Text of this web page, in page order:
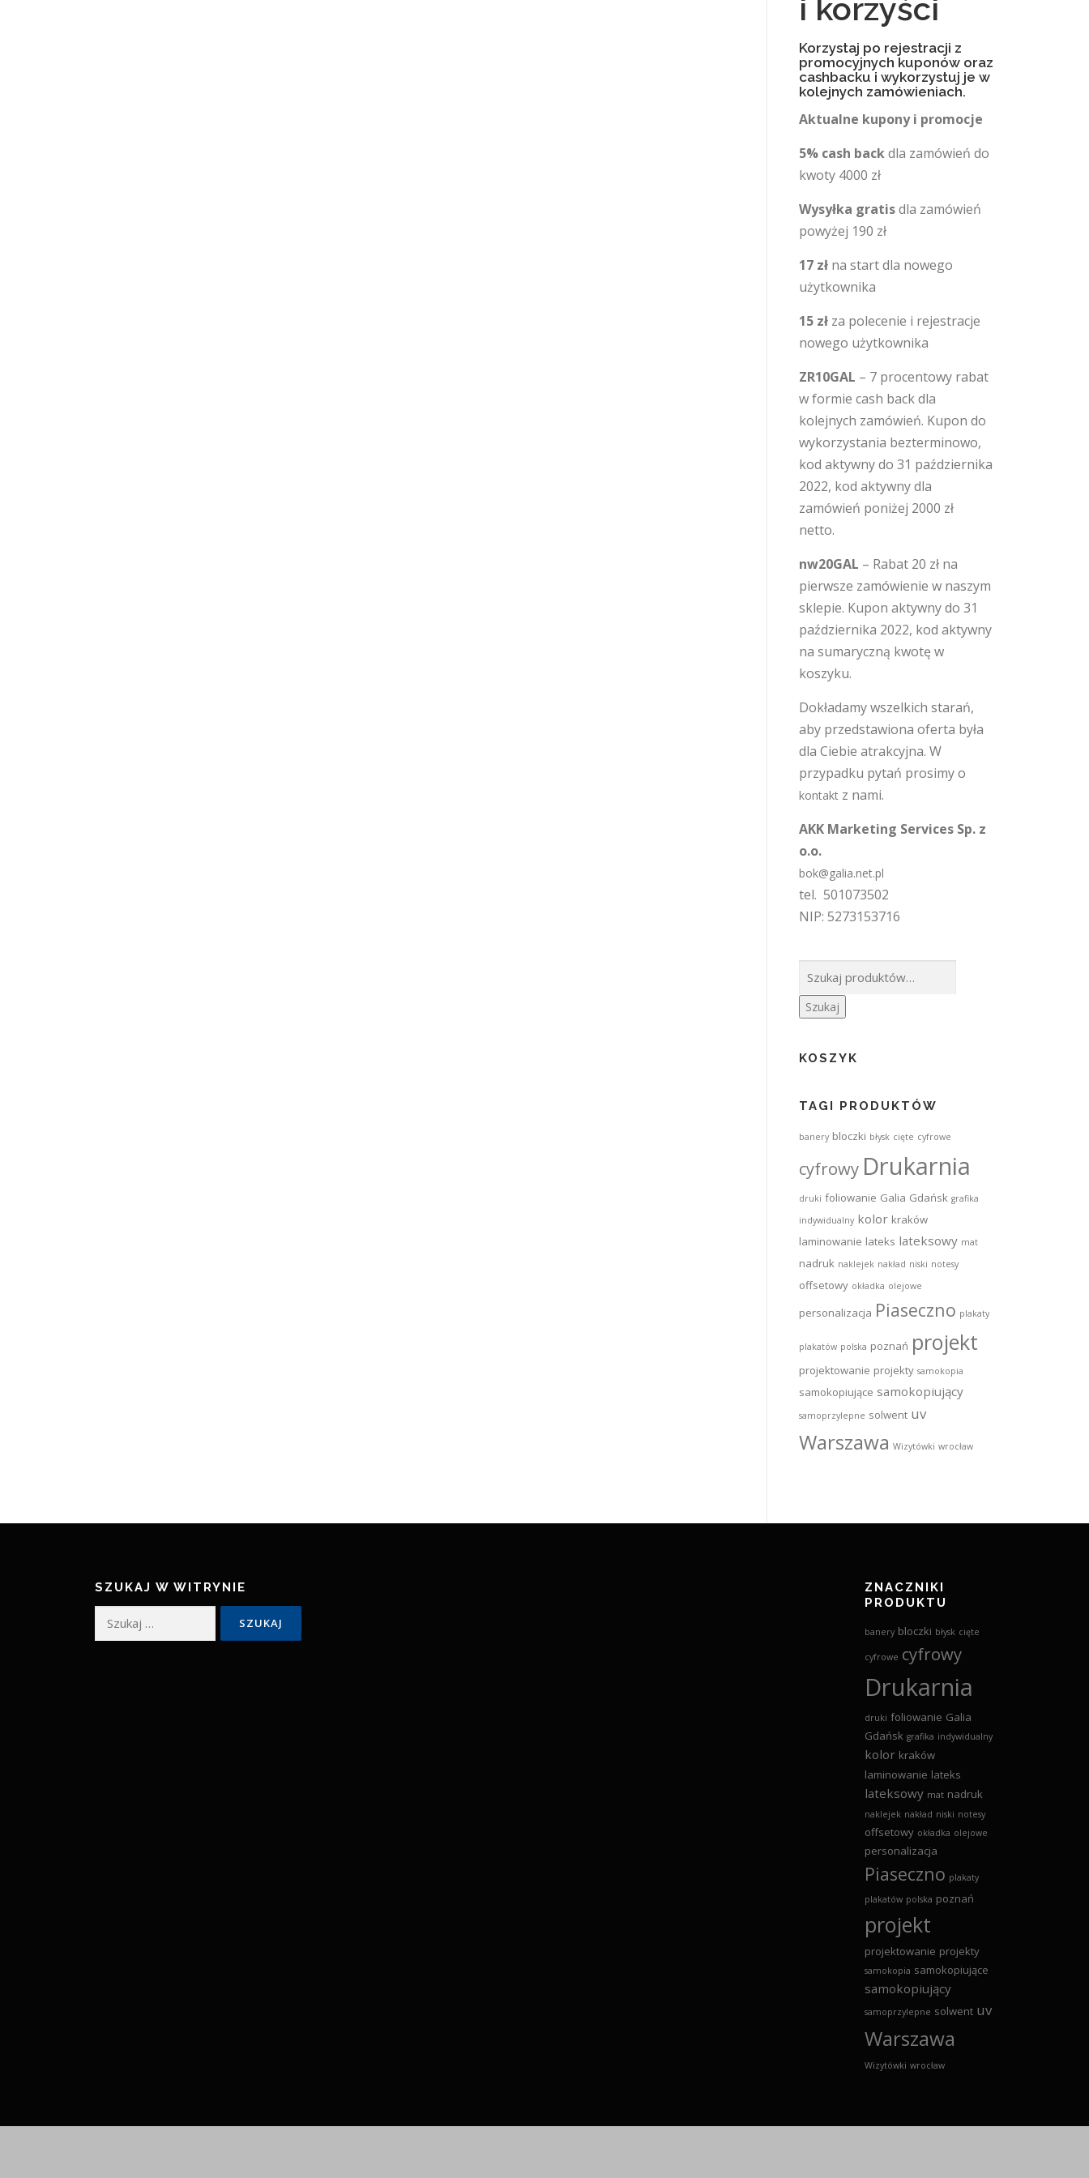
i korzyści
Korzystaj po rejestracji z
promocyjnych kuponów oraz
cashbacku i wykorzystuj je w
kolejnych zamówieniach.
Aktualne kupony i promocje
5% cash backdla zamówień do
kwoty 4000 zł
Wysyłka gratisdla zamówień
powyżej 190 zł
17 zł na start dla nowego
użytkownika
15 zł za polecenie i rejestracje
nowego użytkownika
ZR10GAL – 7 procentowy rabat
w formie cash back dla
kolejnych zamówień. Kupon do
wykorzystania bezterminowo,
kod aktywny do 31 października
2022, kod aktywny dla
zamówień poniżej 2000 zł
netto.
nw20GAL – Rabat 20 zł na
pierwsze zamówienie w naszym
sklepie. Kupon aktywny do 31
października 2022, kod aktywny
na sumaryczną kwotę w
koszyku.
Dokładamy wszelkich starań,
aby przedstawiona oferta była
dla Ciebie atrakcyjna. W
przypadku pytań prosimy o
kontakt z nami.
AKK Marketing Services Sp. z
o.o.
bok@galia.net.pl
tel. 501073502
NIP: 5273153716
Szukaj:
Szukaj
KOSZYK
TAGI PRODUKTÓW
banery bloczki błysk cięte cyfrowe
cyfrowy Drukarnia
druki foliowanie Galia Gdańsk grafika
indywidualny kolor kraków
laminowanie lateks lateksowy mat
nadruk naklejek nakład niski notesy
offsetowy okładka olejowe
personalizacja Piaseczno plakaty
plakatów polska poznań projekt
projektowanie projekty samokopia
samokopiujące samokopiujący
samoprzylepne solwent uv
Warszawa Wizytówki wrocław
SZUKAJ W WITRYNIE
ZNACZNIKI
PRODUKTU
banery bloczki błysk cięte
cyfrowe cyfrowy
Drukarnia
druki foliowanie Galia
Gdańsk grafika indywidualny
kolor kraków
laminowanie lateks
lateksowy mat nadruk
naklejek nakład niski notesy
offsetowy okładka olejowe
personalizacja
Piaseczno plakaty
plakatów polska poznań
projekt
projektowanie projekty
samokopia samokopiujące
samokopiujący
samoprzylepne solwent uv
Warszawa
Wizytówki wrocław